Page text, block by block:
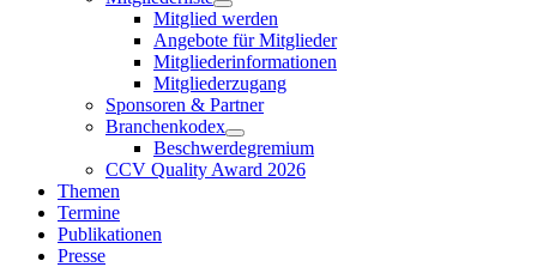
Mitglied werden
Angebote für Mitglieder
Mitgliederinformationen
Mitgliederzugang
Sponsoren & Partner
Branchenkodex
Beschwerdegremium
CCV Quality Award 2026
Themen
Termine
Publikationen
Presse